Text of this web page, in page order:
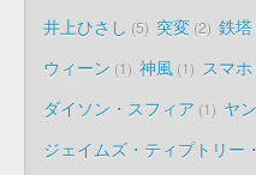
井上ひさし 5 突変 2 鉄塔
ウィーン 1 神風 1 スマホ
ダイソン・スフィア 1 ヤ
ジェイムズ・ティプトリー